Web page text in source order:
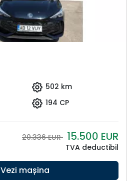
502 km
194 CP
20.336 EUR 15.500 EUR
TVA deductibil
Vezi mașina